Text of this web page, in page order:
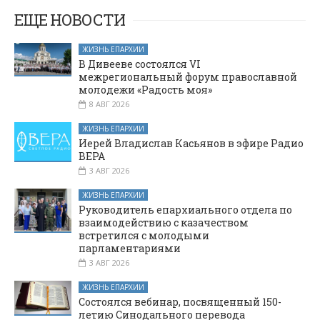
ЕЩЕ НОВОСТИ
ЖИЗНЬ ЕПАРХИИ
В Дивееве состоялся VI
межрегиональный форум православной
молодежи «Радость моя»
8 АВГ 2026
ЖИЗНЬ ЕПАРХИИ
Иерей Владислав Касьянов в эфире Радио
ВЕРА
3 АВГ 2026
ЖИЗНЬ ЕПАРХИИ
Руководитель епархиального отдела по
взаимодействию с казачеством
встретился с молодыми
парламентариями
3 АВГ 2026
ЖИЗНЬ ЕПАРХИИ
Состоялся вебинар, посвященный 150-
летию Синодального перевода